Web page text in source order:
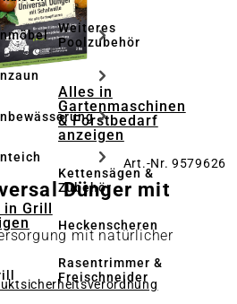
in Grill
Weiteres
Poolzubehör
Alles in
Gartenmaschinen
& Forstbedarf
anzeigen
Kettensägen &
Zubehör
Heckenscheren
Rasentrimmer &
Freischneider
Art.-Nr. 9579626
Dünger mit
mit natürlicher